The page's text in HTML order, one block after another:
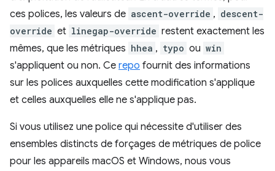
ces polices, les valeurs de ascent-override , descent-
override et linegap-override restent exactement les
mêmes, que les métriques hhea , typo ou win
s'appliquent ou non. Ce repo fournit des informations
sur les polices auxquelles cette modification s'applique
et celles auxquelles elle ne s'applique pas.
Si vous utilisez une police qui nécessite d'utiliser des
ensembles distincts de forçages de métriques de police
pour les appareils macOS et Windows, nous vous